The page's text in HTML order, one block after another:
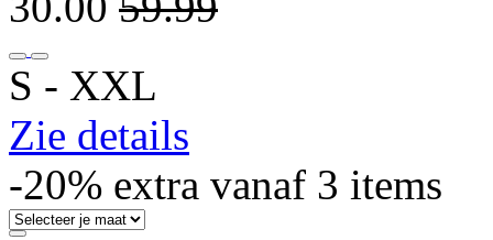
S ‐ XXL
Zie details
-20% extra vanaf 3 items